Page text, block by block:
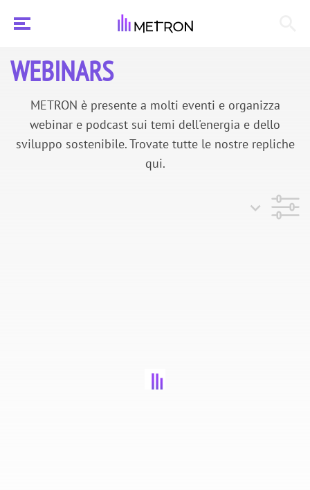
WEBINARS
METRON è presente a molti eventi e organizza
webinar e podcast sui temi dell'energia e dello
sviluppo sostenibile. Trovate tutte le nostre repliche
qui.